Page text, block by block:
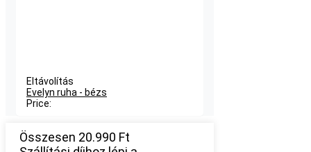
Eltávolítás
Evelyn ruha - bézs
Price:
Összesen 20.990 Ft